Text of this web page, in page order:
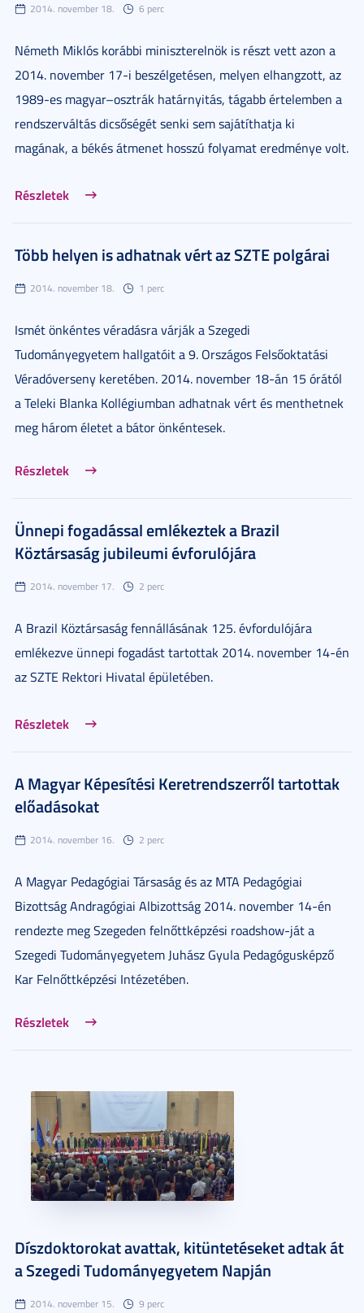
2014. november 18. 6 perc
Németh Miklós korábbi miniszterelnök is részt vett azon a
2014. november 17-i beszélgetésen, melyen elhangzott, az
1989-es magyar–osztrák határnyitás, tágabb értelemben a
rendszerváltás dicsőségét senki sem sajátíthatja ki
magának, a békés átmenet hosszú folyamat eredménye volt.
Részletek
Több helyen is adhatnak vért az SZTE polgárai
2014. november 18. 1 perc
Ismét önkéntes véradásra várják a Szegedi
Tudományegyetem hallgatóit a 9. Országos Felsőoktatási
Véradóverseny keretében. 2014. november 18-án 15 órától
a Teleki Blanka Kollégiumban adhatnak vért és menthetnek
meg három életet a bátor önkéntesek.
Részletek
Ünnepi fogadással emlékeztek a Brazil
Köztársaság jubileumi évforulójára
2014. november 17. 2 perc
A Brazil Köztársaság fennállásának 125. évfordulójára
emlékezve ünnepi fogadást tartottak 2014. november 14-én
az SZTE Rektori Hivatal épületében.
Részletek
A Magyar Képesítési Keretrendszerről tartottak
előadásokat
2014. november 16. 2 perc
A Magyar Pedagógiai Társaság és az MTA Pedagógiai
Bizottság Andragógiai Albizottság 2014. november 14-én
rendezte meg Szegeden felnőttképzési roadshow-ját a
Szegedi Tudományegyetem Juhász Gyula Pedagógusképző
Kar Felnőttképzési Intézetében.
Részletek
Díszdoktorokat avattak, kitüntetéseket adtak át
a Szegedi Tudományegyetem Napján
2014. november 15. 9 perc